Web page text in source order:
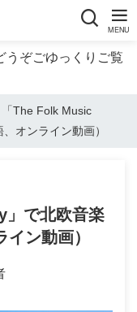
うぞごゆっくりご覧
「The Folk Music
オンライン動画）
」で北欧音楽
ン動画）